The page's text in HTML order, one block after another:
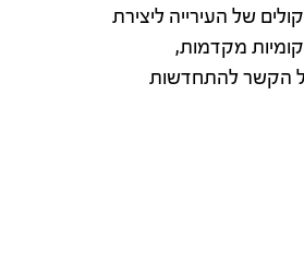
של העירייה ליצירת
מקדמות,
הקשר להתחדשות